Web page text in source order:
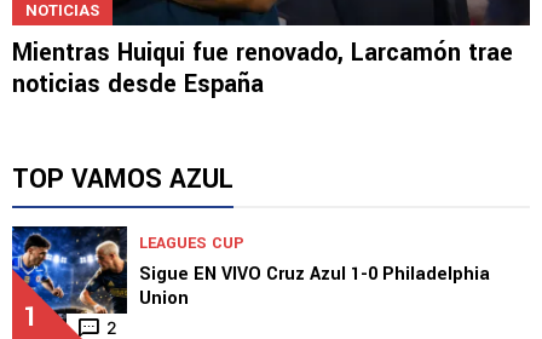
NOTICIAS
Mientras Huiqui fue renovado, Larcamón trae
noticias desde España
TOP VAMOS AZUL
1 2
LEAGUES CUP
Sigue EN VIVO Cruz Azul 1-0 Philadelphia
Union